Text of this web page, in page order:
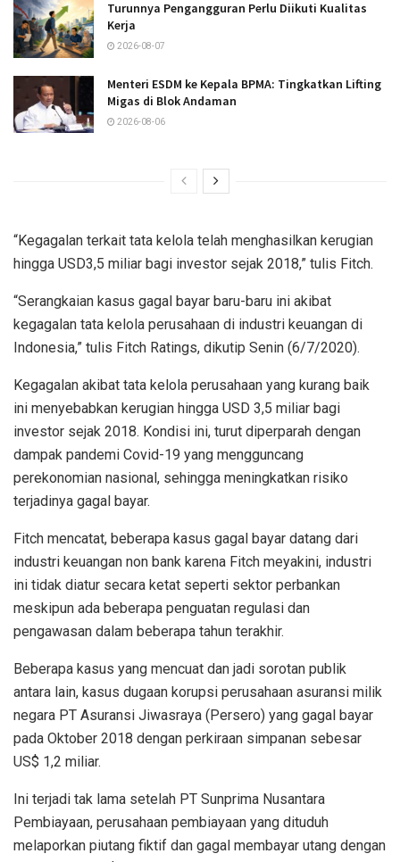
Turunnya Pengangguran Perlu Diikuti Kualitas
Kerja
2026-08-07
Menteri ESDM ke Kepala BPMA: Tingkatkan Lifting
Migas di Blok Andaman
2026-08-06
“Kegagalan terkait tata kelola telah menghasilkan kerugian
hingga USD3,5 miliar bagi investor sejak 2018,” tulis Fitch.
“Serangkaian kasus gagal bayar baru-baru ini akibat
kegagalan tata kelola perusahaan di industri keuangan di
Indonesia,” tulis Fitch Ratings, dikutip Senin (6/7/2020).
Kegagalan akibat tata kelola perusahaan yang kurang baik
ini menyebabkan kerugian hingga USD 3,5 miliar bagi
investor sejak 2018. Kondisi ini, turut diperparah dengan
dampak pandemi Covid-19 yang mengguncang
perekonomian nasional, sehingga meningkatkan risiko
terjadinya gagal bayar.
Fitch mencatat, beberapa kasus gagal bayar datang dari
industri keuangan non bank karena Fitch meyakini, industri
ini tidak diatur secara ketat seperti sektor perbankan
meskipun ada beberapa penguatan regulasi dan
pengawasan dalam beberapa tahun terakhir.
Beberapa kasus yang mencuat dan jadi sorotan publik
antara lain, kasus dugaan korupsi perusahaan asuransi milik
negara PT Asuransi Jiwasraya (Persero) yang gagal bayar
pada Oktober 2018 dengan perkiraan simpanan sebesar
US$ 1,2 miliar.
Ini terjadi tak lama setelah PT Sunprima Nusantara
Pembiayaan, perusahaan pembiayaan yang dituduh
melaporkan piutang fiktif dan gagal membayar utang dengan